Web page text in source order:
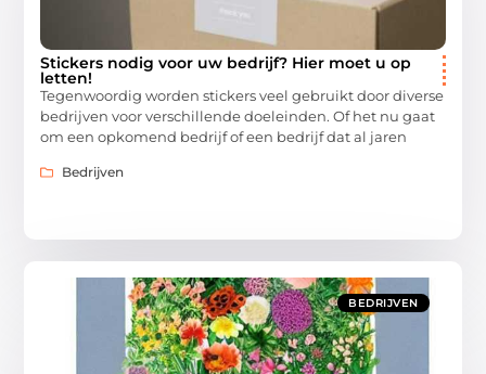
Stickers nodig voor uw bedrijf? Hier moet u op
letten!
Tegenwoordig worden stickers veel gebruikt door diverse
bedrijven voor verschillende doeleinden. Of het nu gaat
om een opkomend bedrijf of een bedrijf dat al jaren
Bedrijven
BEDRIJVEN